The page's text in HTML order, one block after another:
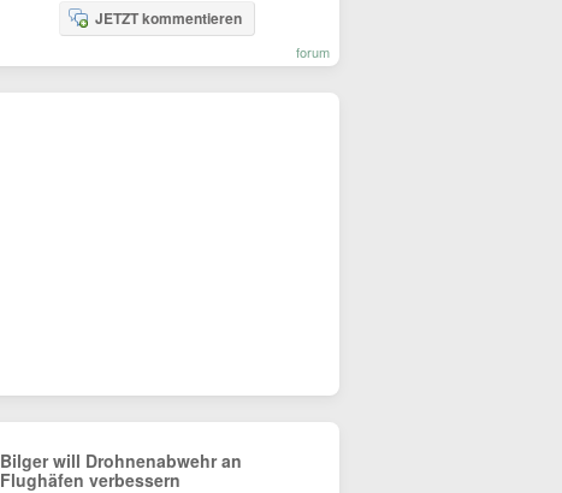
JETZT kommentieren
forum
Bilger will Drohnenabwehr an
Flughäfen verbessern